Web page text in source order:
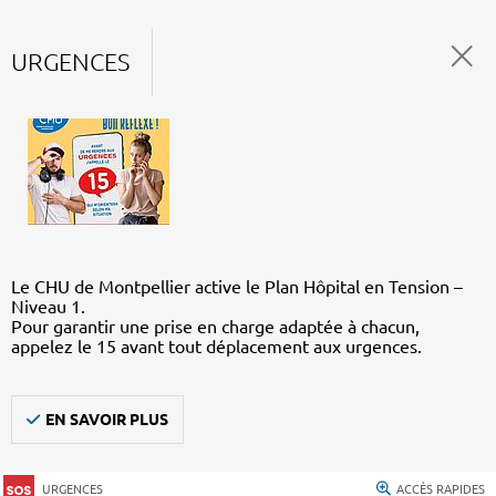
URGENCES
Le CHU de Montpellier active le Plan Hôpital en Tension –
Niveau 1.
Pour garantir une prise en charge adaptée à chacun,
appelez le 15 avant tout déplacement aux urgences.
EN SAVOIR PLUS
URGENCES ACCÈS RAPIDES